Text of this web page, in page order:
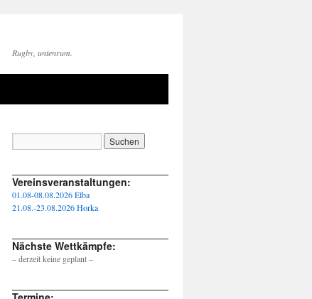
Rugby, untenrum.
Vereinsveranstaltungen:
01.08-08.08.2026 Elba
21.08.-23.08.2026 Horka
Nächste Wettkämpfe:
– derzeit keine geplant –